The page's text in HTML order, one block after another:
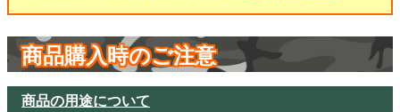
商品購入時のご注意
商品の用途について